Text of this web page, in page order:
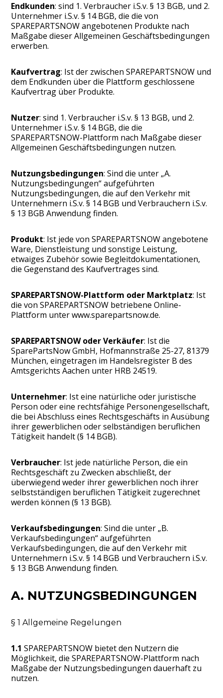
Endkunden: sind 1. Verbraucher i.S.v. § 13 BGB, und 2.
Unternehmer i.S.v. § 14 BGB, die die von
SPAREPARTSNOW angebotenen Produkte nach
Maßgabe dieser Allgemeinen Geschäftsbedingungen
erwerben.
Kaufvertrag: Ist der zwischen SPAREPARTSNOW und
dem Endkunden über die Plattform geschlossene
Kaufvertrag über Produkte.
Nutzer: sind 1. Verbraucher i.S.v. § 13 BGB, und 2.
Unternehmer i.S.v. § 14 BGB, die die
SPAREPARTSNOW-Plattform nach Maßgabe dieser
Allgemeinen Geschäftsbedingungen nutzen.
Nutzungsbedingungen: Sind die unter „A.
Nutzungsbedingungen“ aufgeführten
Nutzungsbedingungen, die auf den Verkehr mit
Unternehmern i.S.v. § 14 BGB und Verbrauchern i.S.v.
§ 13 BGB Anwendung finden.
Produkt: Ist jede von SPAREPARTSNOW angebotene
Ware, Dienstleistung und sonstige Leistung,
etwaiges Zubehör sowie Begleitdokumentationen,
die Gegenstand des Kaufvertrages sind.
SPAREPARTSNOW-Plattform oder Marktplatz: Ist
die von SPAREPARTSNOW betriebene Online-
Plattform unter www.sparepartsnow.de.
SPAREPARTSNOW oder Verkäufer: Ist die
SparePartsNow GmbH, Hofmannstraße 25-27, 81379
München, eingetragen im Handelsregister B des
Amtsgerichts Aachen unter HRB 24519.
Unternehmer: Ist eine natürliche oder juristische
Person oder eine rechtsfähige Personengesellschaft,
die bei Abschluss eines Rechtsgeschäfts in Ausübung
ihrer gewerblichen oder selbständigen beruflichen
Tätigkeit handelt (§ 14 BGB).
Verbraucher: Ist jede natürliche Person, die ein
Rechtsgeschäft zu Zwecken abschließt, der
überwiegend weder ihrer gewerblichen noch ihrer
selbstständigen beruflichen Tätigkeit zugerechnet
werden können (§ 13 BGB).
Verkaufsbedingungen: Sind die unter „B.
Verkaufsbedingungen“ aufgeführten
Verkaufsbedingungen, die auf den Verkehr mit
Unternehmern i.S.v. § 14 BGB und Verbrauchern i.S.v.
§ 13 BGB Anwendung finden.
A. NUTZUNGSBEDINGUNGEN
§ 1 Allgemeine Regelungen
1.1 SPAREPARTSNOW bietet den Nutzern die
Möglichkeit, die SPAREPARTSNOW-Plattform nach
Maßgabe der Nutzungsbedingungen dauerhaft zu
nutzen.